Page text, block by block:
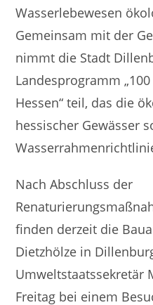
Wasserlebewesen
Gemeinsam mit der
nimmt die Stadt
Landesprogramm
Hessen“ teil, das die
hessischer Gewässer
Nach Abschluss der
finden derzeit die
Dietzhölze in
Umweltstaatssekretär
Freitag bei einem